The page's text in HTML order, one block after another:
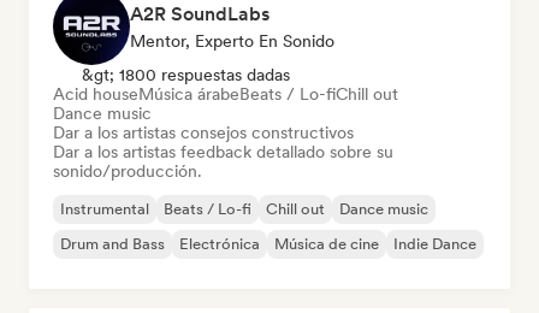
A2R SoundLabs
Mentor, Experto En Sonido
&gt; 1800 respuestas dadas
Acid houseMúsica árabeBeats / Lo-fiChill out
Dance music
Dar a los artistas consejos constructivos
Dar a los artistas feedback detallado sobre su
sonido/producción.
Instrumental Beats / Lo-fi Chill out
Dance music
Drum and Bass
Electrónica Música de cine Indie Dance